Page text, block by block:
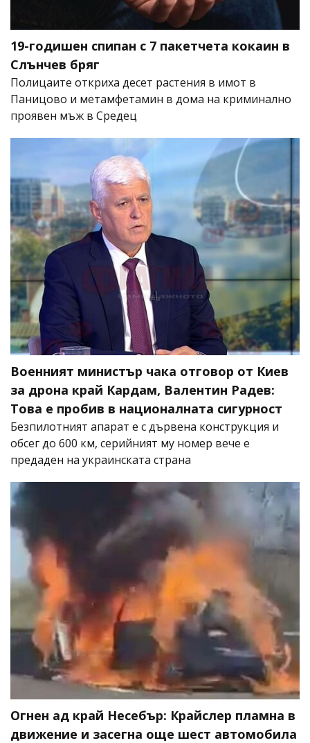
19-годишен спипан с 7 пакетчета кокаин в
Слънчев бряг
Полицаите откриха десет растения в имот в
Паницово и метамфетамин в дома на криминално
проявен мъж в Средец
Военният министър чака отговор от Киев
за дрона край Кардам, Валентин Радев:
Това е пробив в националната сигурност
Безпилотният апарат е с дървена конструкция и
обсег до 600 км, серийният му номер вече е
предаден на украинската страна
Огнен ад край Несебър: Крайслер пламна в
движение и засегна още шест автомобила